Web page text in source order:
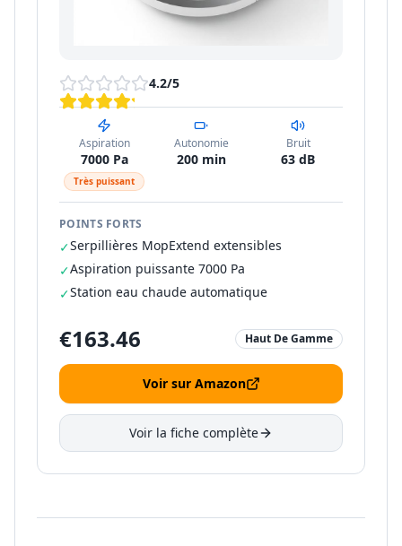
4.2/5
Aspiration
7000 Pa
Très puissant
Autonomie
200 min
Bruit
63 dB
POINTS FORTS
✓Serpillières MopExtend extensibles
✓Aspiration puissante 7000 Pa
✓Station eau chaude automatique
€163.46 Haut De Gamme
Voir sur Amazon
Voir la fiche complète